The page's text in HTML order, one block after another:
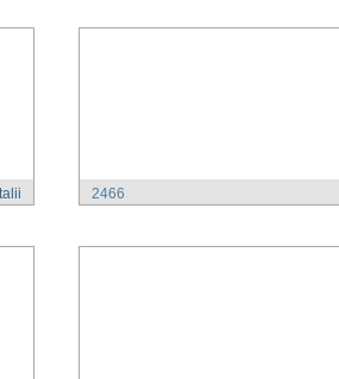
2466